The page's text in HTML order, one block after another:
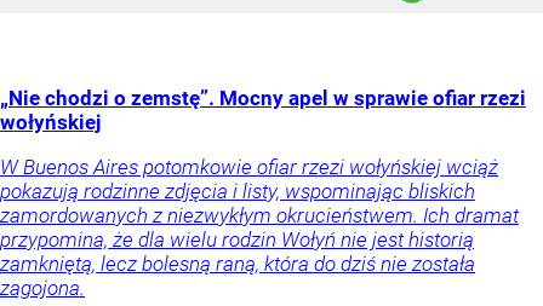
„Nie chodzi o zemstę”. Mocny apel w sprawie ofiar rzezi
wołyńskiej
W Buenos Aires potomkowie ofiar rzezi wołyńskiej wciąż
pokazują rodzinne zdjęcia i listy, wspominając bliskich
zamordowanych z niezwykłym okrucieństwem. Ich dramat
przypomina, że dla wielu rodzin Wołyń nie jest historią
zamkniętą, lecz bolesną raną, która do dziś nie została
zagojona.